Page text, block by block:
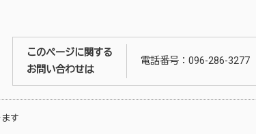
このページに関する
お問い合わせは
電話番号：096-286-3277
す